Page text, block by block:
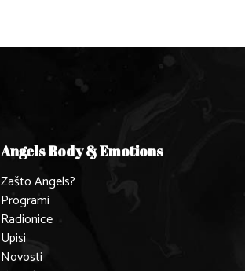
Angels Body & Emotions
Zašto Angels?
Programi
Radionice
Upisi
Novosti